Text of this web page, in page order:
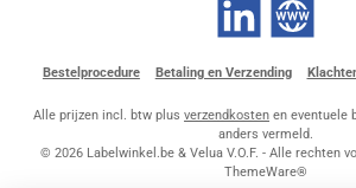
LinkedIn Website
Bestelprocedure Betaling en Verzending
Alle prijzen incl. btw plus verzendkosten en eventuele
anders vermeld.
© 2026 Labelwinkel.be & Velua V.O.F. - Alle rechten
ThemeWare®